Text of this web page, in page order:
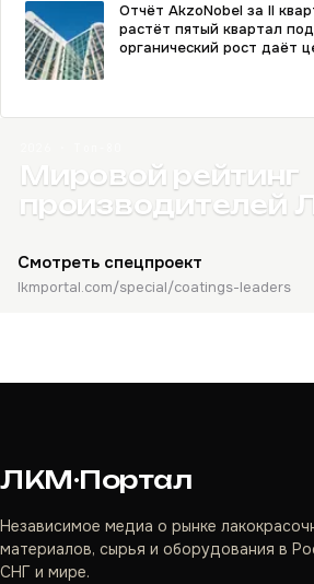
Отчёт AkzoNobel за II
растёт пятый квартал
органический рост даёт
Мировой рейтинг
производителей
Смотреть спецпроект
lkmportal.com/special/coatings-leaders
ЛКМ·Портал
Независимое медиа о рынке
материалов, сырья и оборудования в
СНГ и мире.